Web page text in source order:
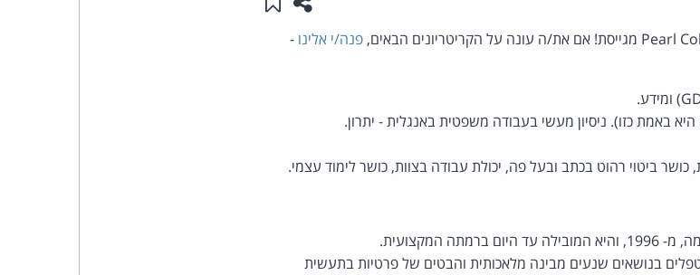
פנה/י אלינו -
באמת כזו). ניסיון מעשי בעבודה משפטית באנגלית - יתרון.
ביטוי רהוט בכתב ובעל פה, יכולת עבודה בצוות, כושר לימוד עצמי.
המקצועית.
בנושאים שנעים מבינה מלאכותית והבטים של פרטיות בתעשית